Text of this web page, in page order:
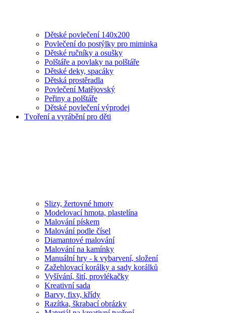
Dětské povlečení 140x200
Povlečení do postýlky pro miminka
Dětské ručníky a osušky
Polštáře a povlaky na polštáře
Dětské deky, spacáky
Dětská prostěradla
Povlečení Matějovský
Peřiny a polštáře
Dětské povlečení výprodej
Tvoření a vyrábění pro děti
Slizy, žertovné hmoty
Modelovací hmota, plastelína
Malování pískem
Malování podle čísel
Diamantové malování
Malování na kamínky
Manuální hry - k vybarvení, složení
Zažehlovací korálky a sady korálků
Vyšívání, šití, provlékačky
Kreativní sada
Barvy, fixy, křídy
Razítka, škrabací obrázky